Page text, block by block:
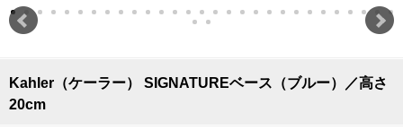
Kahler（ケーラー） SIGNATUREベース（ブルー）／高さ
20cm